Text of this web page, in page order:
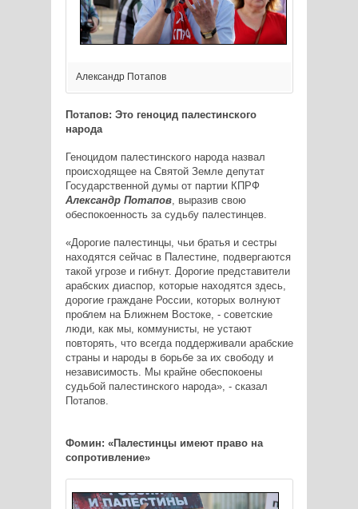
Александр Потапов
Потапов: Это геноцид палестинского
народа
Геноцидом палестинского народа назвал
происходящее на Святой Земле депутат
Государственной думы от партии КПРФ
Александр Потапов, выразив свою
обеспокоенность за судьбу палестинцев.
«Дорогие палестинцы, чьи братья и сестры
находятся сейчас в Палестине, подвергаются
такой угрозе и гибнут. Дорогие представители
арабских диаспор, которые находятся здесь,
дорогие граждане России, которых волнуют
проблем на Ближнем Востоке, - советские
люди, как мы, коммунисты, не устают
повторять, что всегда поддерживали арабские
страны и народы в борьбе за их свободу и
независимость. Мы крайне обеспокоены
судьбой палестинского народа», - сказал
Потапов.
Фомин: «Палестинцы имеют право на
сопротивление»